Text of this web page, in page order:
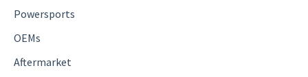
Powersports
OEMs
Aftermarket